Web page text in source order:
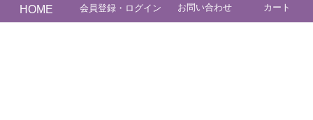
商品カテゴリー
HOME 会員登録・ログイン お問い合わせ カート